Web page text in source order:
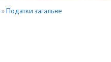
» Податки загальне